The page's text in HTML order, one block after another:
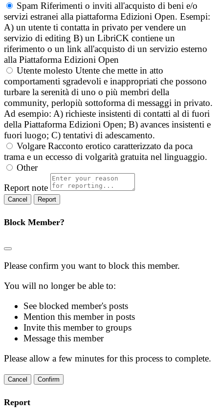
Spam Riferimenti o inviti all'acquisto di beni e/o
servizi estranei alla piattaforma Edizioni Open. Esempi:
A) un utente ti contatta in privato per vendere un
servizio di editing B) un LibriCK contiene un
riferimento o un link all'acquisto di un servizio esterno
alla Piattaforma Edizioni Open
Utente molesto Utente che mette in atto
comportamenti sgradevoli e inappropriati che possono
turbare la serenità di uno o più membri della
community, perlopiù sottoforma di messaggi in privato.
Ad esempio: A) richieste insistenti di contatti al di fuori
della Piattaforma Edizioni Open; B) avances insistenti e
fuori luogo; C) tentativi di adescamento.
Volgare Racconto erotico caratterizzato da poca
trama e un eccesso di volgarità gratuita nel linguaggio.
Other
Report note
Report
Block Member?
Please confirm you want to block this member.
You will no longer be able to:
See blocked member's posts
Mention this member in posts
Invite this member to groups
Message this member
Please allow a few minutes for this process to complete.
Confirm
Report